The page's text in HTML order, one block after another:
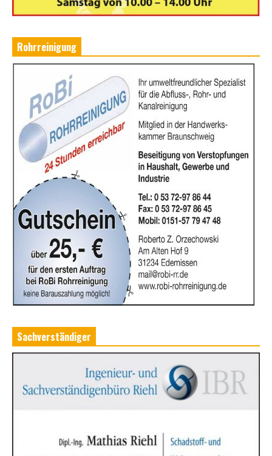
Rohrreinigung
Sachverständiger